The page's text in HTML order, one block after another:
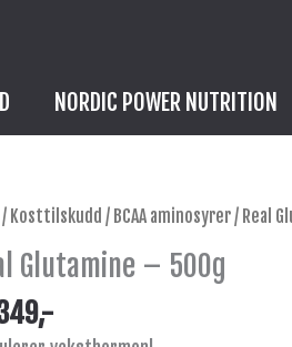
NORDIC POWER NUTRITION
/ Kosttilskudd / BCAA aminosyrer/ Real
Glutamine – 500g
,-